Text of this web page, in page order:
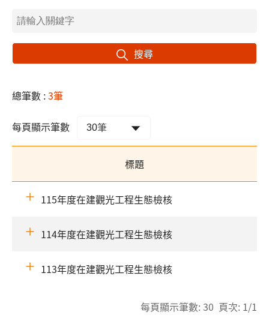
搜尋
總筆數 :3筆
每頁顯示筆數
標題
115年度在建觀光工程生態檢核
114年度在建觀光工程生態檢核
113年度在建觀光工程生態檢核
每頁顯示筆數: 30 頁次: 1/1